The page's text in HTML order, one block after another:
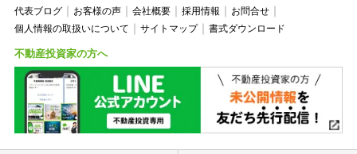
代表ブログ
お客様の声 会社概要 採用情報
お問合せ
個人情報の取扱いについて
サイトマップ 書式ダウンロード
不動産投資家の方へ